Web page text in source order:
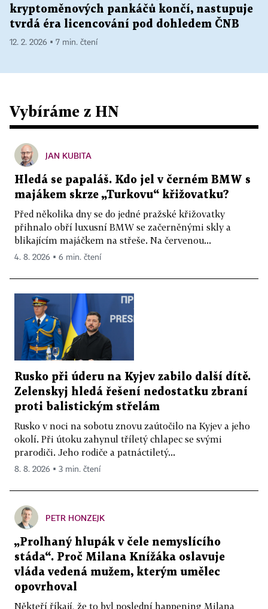
kryptoměnových pankáčů končí, nastupuje
tvrdá éra licencování pod dohledem ČNB
12. 2. 2026 ▪ 7 min. čtení
Vybíráme z HN
JAN KUBITA
Hledá se papaláš. Kdo jel v černém BMW s
majákem skrze „Turkovu“ křižovatku?
Před několika dny se do jedné pražské křižovatky
přihnalo obří luxusní BMW se začerněnými skly a
blikajícím majáčkem na střeše. Na červenou...
4. 8. 2026 ▪ 6 min. čtení
Rusko při úderu na Kyjev zabilo další dítě.
Zelenskyj hledá řešení nedostatku zbraní
proti balistickým střelám
Rusko v noci na sobotu znovu zaútočilo na Kyjev a jeho
okolí. Při útoku zahynul tříletý chlapec se svými
prarodiči. Jeho rodiče a patnáctiletý...
8. 8. 2026 ▪ 3 min. čtení
PETR HONZEJK
„Prolhaný hlupák v čele nemyslícího
stáda“. Proč Milana Knížáka oslavuje
vláda vedená mužem, kterým umělec
opovrhoval
Někteří říkají, že to byl poslední happening Milana